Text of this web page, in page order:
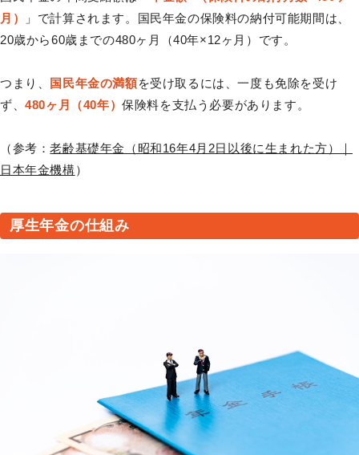
月）
」で計算されます。国民年金の保険料の納付可能期間は、
20歳から60歳までの480ヶ月（40年×12ヶ月）です。
つまり、 国民年金の満額を受け取るには、一度も免除を受け
ず、480ヶ月（40年）保険料を支払う必要があります。
（参考：老齢基礎年金（昭和16年4月2日以後に生まれた方）｜
日本年金機構）
厚生年金の仕組み